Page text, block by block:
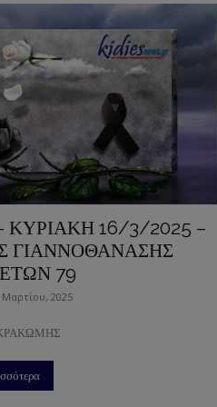
ΚΥΡΙΑΚΗ 16/3/2025 –
ΓΙΑΝΝΟΘΑΝΑΣΗΣ
79
Μαρτίου, 2025